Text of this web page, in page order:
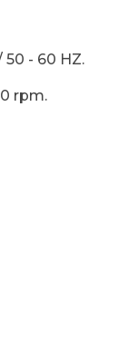
- 60 HZ.
rpm.